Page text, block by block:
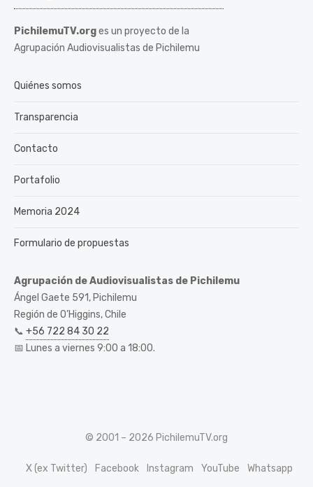
PichilemuTV.orges un proyecto de la
Agrupación Audiovisualistas de Pichilemu
Quiénes somos
Transparencia
Contacto
Portafolio
Memoria 2024
Formulario de propuestas
Agrupación de Audiovisualistas de Pichilemu
Ángel Gaete 591, Pichilemu
Región de O’Higgins, Chile
📞 +56 722 84 30 22
📅 Lunes a viernes 9:00 a 18:00.
© 2001 – 2026 PichilemuTV.org
X (ex Twitter) Facebook Instagram YouTube Whatsapp